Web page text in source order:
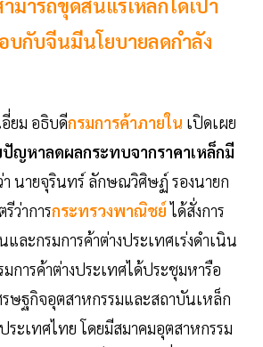
มารถขุดสินแร่เหล็กได้เป้า
บกับจีนมีนโยบายลดกำลัง
ยม อธิบดีกรมการค้าภายใน เปิดเผย
ญหาลดผลกระทบจากราคาเหล็กมี
า นายจุรินทร์ ลักษณวิศิษฏ์ รองนายก
ว่าการกระทรวงพาณิชย์ได้สั่งการ
และกรมการค้าต่างประเทศเร่งดำเนิน
การค้าต่างประเทศได้ประชุมหารือ
รษฐกิจอุตสาหกรรมและสถาบันเหล็ก
ะเทศไทย โดยมีสมาคมอุตสาหกรรม